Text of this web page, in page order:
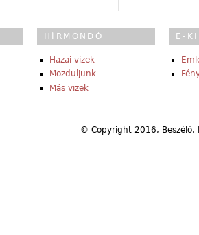
HÍRMONDÓ
Hazai vizek
Mozduljunk
Más vizek
E-
© Copyright 2016,